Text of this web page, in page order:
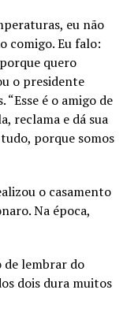
eu não
comigo. Eu falo:
quero
o presidente
é o amigo de
reclama e dá sua
porque somos
o casamento
Na época,
de lembrar do
dois dura muitos